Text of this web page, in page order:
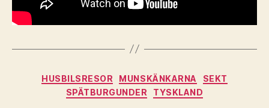
Kategorier
HUSBILSRESOR MUNSKÄNKARNA
SEKT
SPÄTBURGUNDER
TYSKLAND